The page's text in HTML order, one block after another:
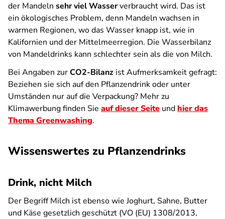
der Mandeln sehr viel Wasserverbraucht wird. Das ist
ein ökologisches Problem, denn Mandeln wachsen in
warmen Regionen, wo das Wasser knapp ist, wie in
Kalifornien und der Mittelmeerregion. Die Wasserbilanz
von Mandeldrinks kann schlechter sein als die von Milch.
Bei Angaben zurCO2-Bilanz ist Aufmerksamkeit gefragt:
Beziehen sie sich auf den Pflanzendrink oder unter
Umständen nur auf die Verpackung? Mehr zu
Klimawerbung finden Sie auf dieser Seite und hier das
Thema Greenwashing.
Wissenswertes zu Pflanzendrinks
Drink, nicht Milch
Der Begriff Milch ist ebenso wie Joghurt, Sahne, Butter
und Käse gesetzlich geschützt (VO (EU) 1308/2013,